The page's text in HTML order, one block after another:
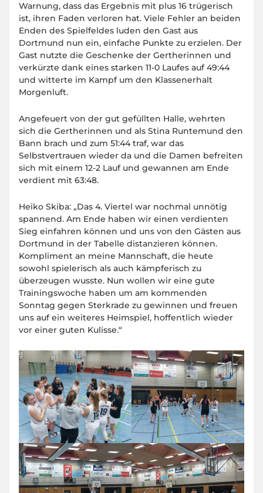
Warnung, dass das Ergebnis mit plus 16 trügerisch
ist, ihren Faden verloren hat. Viele Fehler an beiden
Enden des Spielfeldes luden den Gast aus
Dortmund nun ein, einfache Punkte zu erzielen. Der
Gast nutzte die Geschenke der Gertherinnen und
verkürzte dank eines starken 11-0 Laufes auf 49:44
und witterte im Kampf um den Klassenerhalt
Morgenluft.
Angefeuert von der gut gefüllten Halle, wehrten
sich die Gertherinnen und als Stina Runtemund den
Bann brach und zum 51:44 traf, war das
Selbstvertrauen wieder da und die Damen befreiten
sich mit einem 12-2 Lauf und gewannen am Ende
verdient mit 63:48.
Heiko Skiba: „Das 4. Viertel war nochmal unnötig
spannend. Am Ende haben wir einen verdienten
Sieg einfahren können und uns von den Gästen aus
Dortmund in der Tabelle distanzieren können.
Kompliment an meine Mannschaft, die heute
sowohl spielerisch als auch kämpferisch zu
überzeugen wusste. Nun wollen wir eine gute
Trainingswoche haben um am kommenden
Sonntag gegen Sterkrade zu gewinnen und freuen
uns auf ein weiteres Heimspiel, hoffentlich wieder
vor einer guten Kulisse.“